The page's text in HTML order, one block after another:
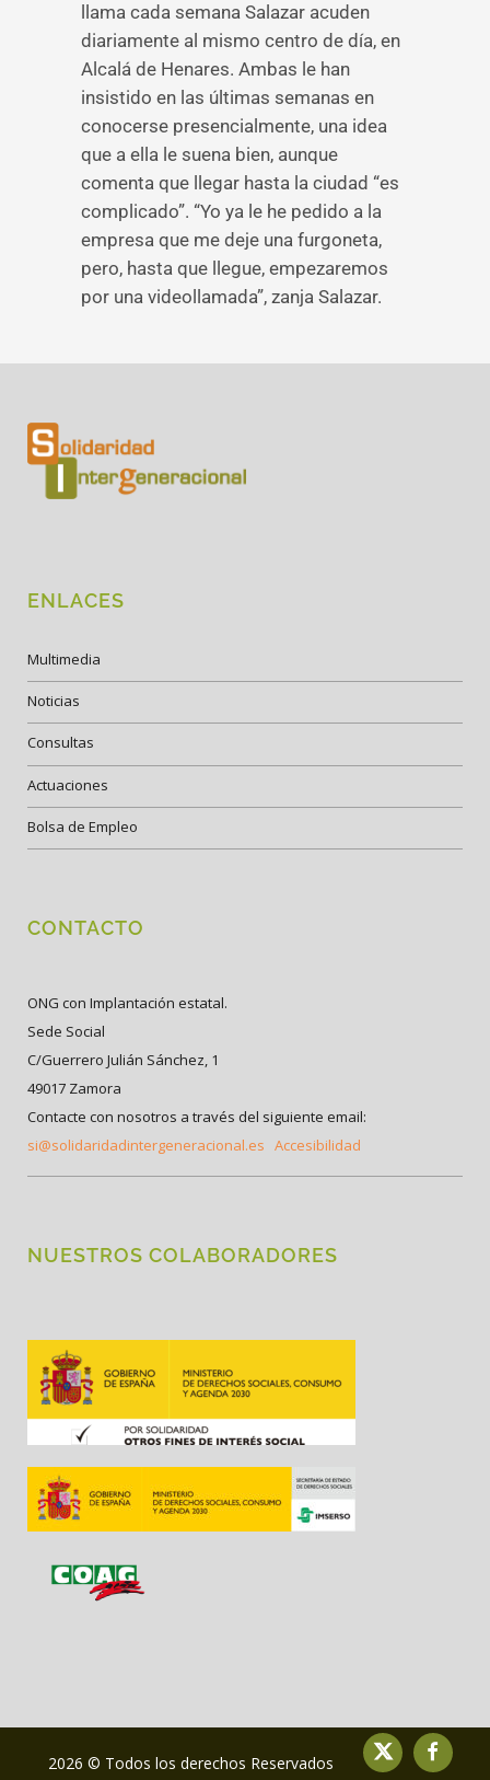
llama cada semana Salazar acuden
diariamente al mismo centro de día, en
Alcalá de Henares. Ambas le han
insistido en las últimas semanas en
conocerse presencialmente, una idea
que a ella le suena bien, aunque
comenta que llegar hasta la ciudad “es
complicado”. “Yo ya le he pedido a la
empresa que me deje una furgoneta,
pero, hasta que llegue, empezaremos
por una videollamada”, zanja Salazar.
ENLACES
Multimedia
Noticias
Consultas
Actuaciones
Bolsa de Empleo
CONTACTO
ONG con Implantación estatal.
Sede Social
C/Guerrero Julián Sánchez, 1
49017 Zamora
Contacte con nosotros a través del siguiente email:
si@solidaridadintergeneracional.es Accesibilidad
NUESTROS COLABORADORES
2026 © Todos los derechos Reservados